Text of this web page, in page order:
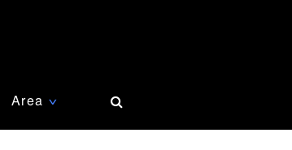
Area ∨